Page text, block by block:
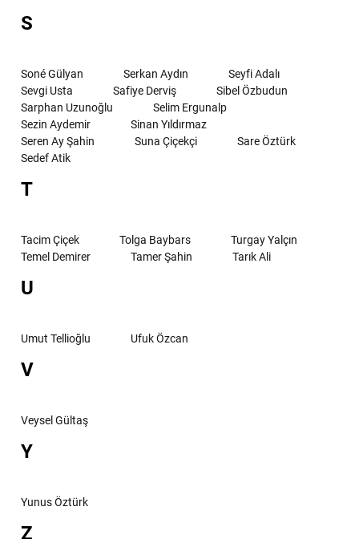
S
Soné Gülyan Serkan Aydın
Seyfi Adalı
Sevgi Usta
Safiye Derviş
Sibel Özbudun
Sarphan Uzunoğlu
Selim Ergunalp
Sezin Aydemir
Sinan Yıldırmaz
Seren Ay Şahin
Suna Çiçekçi
Sare Öztürk
Sedef Atik
T
Tacim Çiçek Tolga Baybars
Turgay Yalçın
Temel Demirer
Tamer Şahin Tarık Ali
U
Umut Tellioğlu Ufuk Özcan
V
Veysel Gültaş
Y
Yunus Öztürk
Z